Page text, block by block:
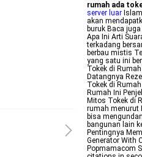
rumah ada
server luar
akan
buruk Baca
Apa Ini Arti
terkadang
berbau mistis
yang satu ini
Tokek di
Datangnya
Tokek di
Rumah Ini
Mitos Tokek di
rumah menurut
bisa
bangunan lain
Pentingnya
Generator With
Popmamacom